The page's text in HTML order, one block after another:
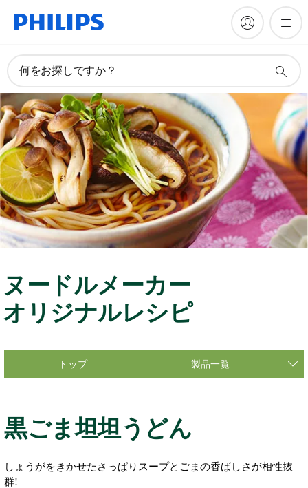
何をお探しですか？
ヌードルメーカー
オリジナルレシピ
トップ 製品一覧
黒ごま坦坦うどん
しょうがをきかせたさっぱりスープとごまの香ばしさが相性抜
群!